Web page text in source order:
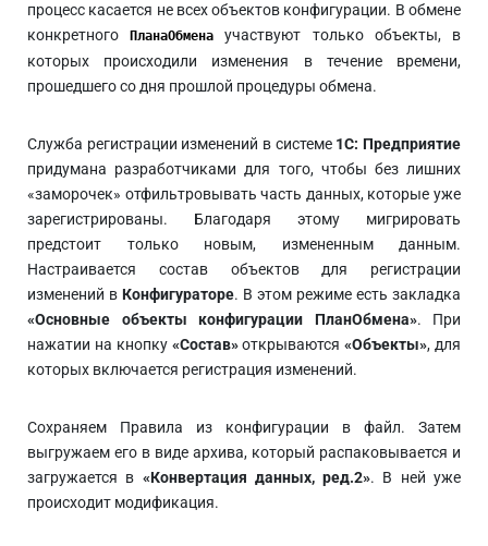
процесс касается не всех объектов конфигурации. В обмене
конкретногоПланаОбмена участвуют только объекты, в
которых происходили изменения в течение времени,
прошедшего со дня прошлой процедуры обмена.
Служба регистрации изменений в системе 1С: Предприятие
придумана разработчиками для того, чтобы без лишних
«заморочек» отфильтровывать часть данных, которые уже
зарегистрированы. Благодаря этому мигрировать
предстоит только новым, измененным данным.
Настраивается состав объектов для регистрации
изменений в Конфигураторе. В этом режиме есть закладка
«Основные объекты конфигурации ПланОбмена». При
нажатии на кнопку «Состав»открываются«Объекты», для
которых включается регистрация изменений.
Сохраняем Правила из конфигурации в файл. Затем
выгружаем его в виде архива, который распаковывается и
загружается в «Конвертация данных, ред.2». В ней уже
происходит модификация.